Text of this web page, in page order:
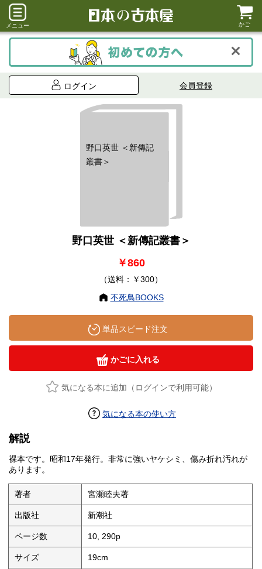
メニュー かご
ログイン 会員登録
野口英世 ＜新傳記
叢書＞
野口英世 ＜新傳記叢書＞
￥860
（送料：￥300）
不死鳥BOOKS
単品スピード注文
かごに入れる
気になる本に追加（ログインで利用可能）
気になる本の使い方
解説
裸本です。昭和17年発行。非常に強いヤケシミ、傷み折れ汚れが
あります。
著者 宮瀬睦夫著
出版社 新潮社
ページ数 10, 290p
サイズ 19cm